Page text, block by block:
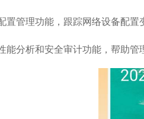
置管理功能，跟踪网络设备配
能分析和安全审计功能，帮助